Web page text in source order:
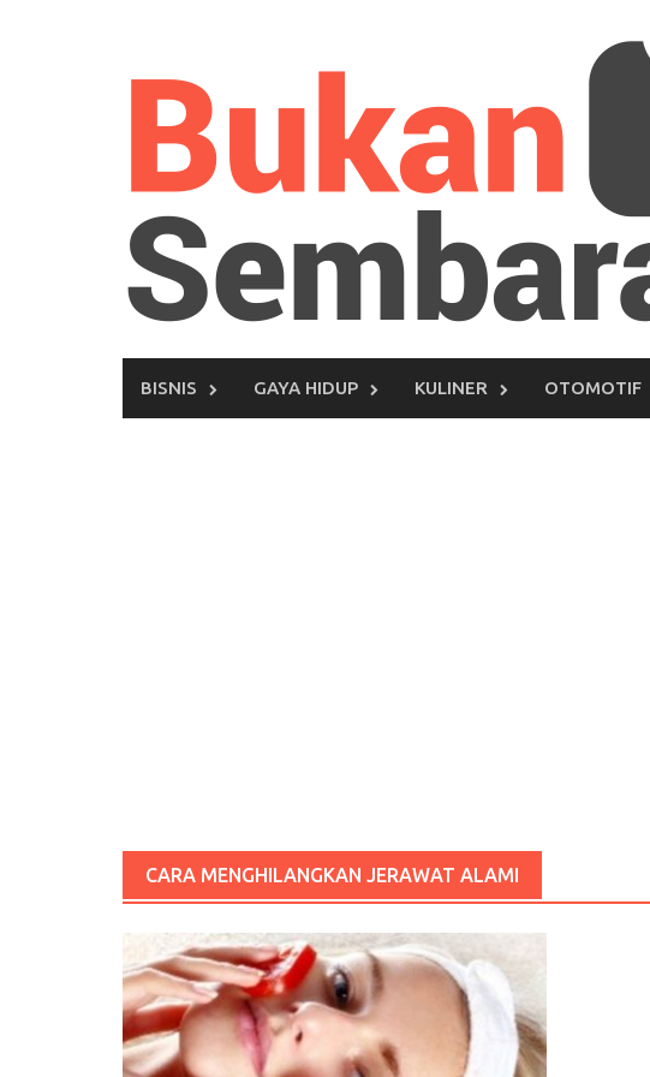
BISNIS GAYA HIDUP KULINER OTOMOTIF
CARA MENGHILANGKAN JERAWAT ALAMI